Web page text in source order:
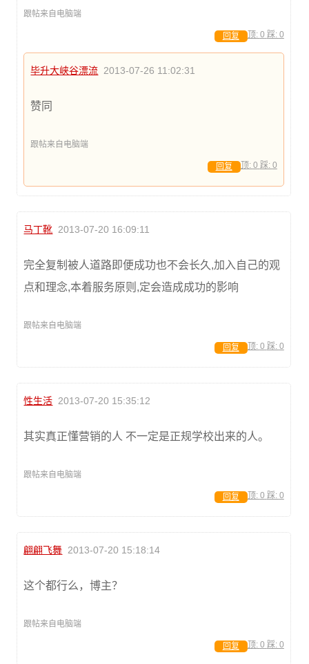
跟帖来自电脑端
顶: 0 踩: 0
回复
毕升大峡谷漂流 2013-07-26 11:02:31
赞同
跟帖来自电脑端
顶: 0 踩: 0
回复
马丁靴 2013-07-20 16:09:11
完全复制被人道路即便成功也不会长久,加入自己的观
点和理念,本着服务原则,定会造成成功的影响
跟帖来自电脑端
顶: 0 踩: 0
回复
性生活 2013-07-20 15:35:12
其实真正懂营销的人 不一定是正规学校出来的人。
跟帖来自电脑端
顶: 0 踩: 0
回复
翩翩飞舞 2013-07-20 15:18:14
这个都行么，博主？
跟帖来自电脑端
顶: 0 踩: 0
回复